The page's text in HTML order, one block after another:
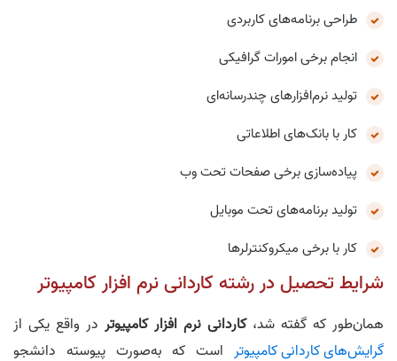
طراحی برنامه‌های کاربردی
انجام برخی امورات گرافیکی
تولید نرم‌افزارهای چندرسانه‌ای
کار با بانک‌های اطلاعاتی
پیاده‌سازی برخی صفحات تحت وب
تولید برنامه‌های تحت موبایل
کار با برخی میکروکنترلرها
شرایط تحصیل در رشته کاردانی نرم افزار کامپیوتر
همان‌طور که گفته شد،کاردانی نرم افزار کامپیوتر در واقع یکی از
گرایش‌های کاردانی کامپیوتر است که به‌صورت پیوسته دانشجو